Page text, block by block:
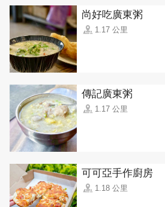
尚好吃廣東粥
1.17 公里
傳記廣東粥
1.17 公里
可可亞手作廚房
1.18 公里